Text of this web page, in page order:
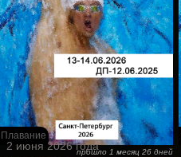
Плавание
прошло 1 месяц 26 дней
2 июня 2026 года